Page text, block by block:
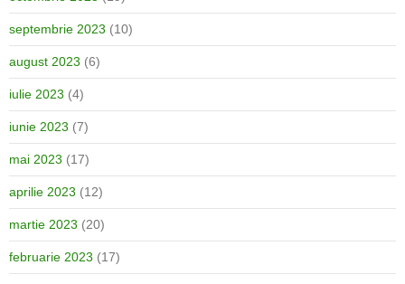
septembrie 2023 (10)
august 2023 (6)
iulie 2023 (4)
iunie 2023 (7)
mai 2023 (17)
aprilie 2023 (12)
martie 2023 (20)
februarie 2023 (17)